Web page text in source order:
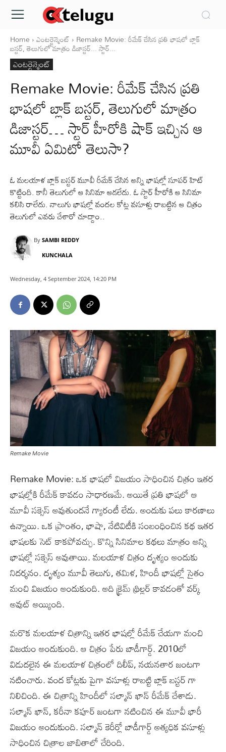
Home ఎంటర్టైన్మెంట్ Remake Movie: రీమేక్ చేసిన ప్రతి భాషలో బ్లాక్
బస్టర్, తెలుగులో మాత్రం డిజాస్టర్... స్టార్...
ఎంటర్టైన్మెంట్
Remake Movie: రీమేక్ చేసిన ప్రతి
భాషలో బ్లాక్ బస్టర్, తెలుగులో మాత్రం
డిజాస్టర్… స్టార్ హీరోకి షాక్ ఇచ్చిన ఆ
మూవీ ఏమిటో తెలుసా?
ఓ మలయాళ బ్లాక్ బస్టర్ మూవీ రీమేక్ చేసిన అన్ని భాషల్లో సూపర్ హిట్
కొట్టింది. కానీ తెలుగులో ఆ సినిమా ఆడలేదు. ఓ స్టార్ హీరోకి ఆ సినిమా
కలిసి రాలేదు. నాలుగు భాషల్లో వందల కోట్ల వసూళ్లు రాబట్టిన ఆ చిత్రం
తెలుగులో ఎవరు చేశారో చూద్దాం..
By SAMBI REDDY
KUNCHALA
Wednesday, 4 September 2024, 14:20 PM
Remake Movie
Remake Movie: ఒక భాషలో విజయం సాధించిన చిత్రం ఇతర
భాషల్లోకి రీమేక్ కావడం సాధారణమే. అయితే ప్రతి భాషలో ఆ
మూవీ సక్సెస్ అవుతుందనే గ్యారంటీ లేదు. అందుకు పలు కారణాలు
ఉన్నాయి. ఒక ప్రాంతం, భాషా, నేటివిటీకి సంబంధించిన కథ ఇతర
భాషలకు సెట్ కాకపోవచ్చు. కొన్ని సినిమాల కథలు మాత్రం అన్ని
భాషల్లో సక్సెస్ అవుతాయి. మలయాళ చిత్రం దృశ్యం అందుకు
నిదర్శనం. దృశ్యం మూవీ తెలుగు, తమిళ, హిందీ భాషల్లో సైతం
మంచి విజయం అందుకుంది. అది క్రైమ్ థ్రిల్లర్ కావడంతో వర్క్
అవుట్ అయ్యింది.
మరొక మలయాళ చిత్రాన్ని ఇతర భాషల్లో రీమేక్ చేయగా మంచి
విజయం అందుకుంది. ఆ చిత్రం పేరు బాడీగార్డ్. 2010లో
విడుదలైన ఈ మలయాళ చిత్రంలో దిలీప్, నయనతార జంటగా
నటించారు. వంద కోట్లకు పైగా వసూళ్లు రాబట్టి బ్లాక్ బస్టర్ గా
నిలిచింది. ఈ చిత్రాన్ని హిందీలో సల్మాన్ ఖాన్ రీమేక్ చేశాడు.
సల్మాన్ ఖాన్, కరీనా కపూర్ జంటగా నటించిన ఈ మూవీ భారీ
విజయం అందుకుంది. సల్మాన్ కెరీర్లో బాడీగార్డ్ అత్యధిక వసూళ్లు
సాధించిన చిత్రాల జాబితాలో చేరింది.